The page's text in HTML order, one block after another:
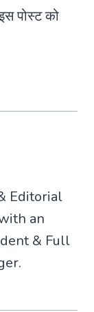
पोस्ट को
Editorial
an
& Full